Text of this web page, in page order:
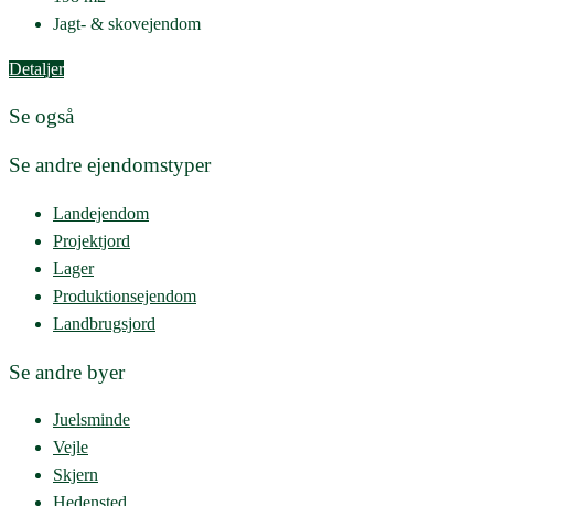
Jagt- & skovejendom
Detaljer
Se også
Se andre ejendomstyper
Landejendom
Projektjord
Lager
Produktionsejendom
Landbrugsjord
Se andre byer
Juelsminde
Vejle
Skjern